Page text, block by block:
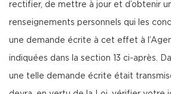
rectifier, de mettre à jour et d’obtenir
renseignements personnels qui les
une demande écrite à cet effet à
indiquées dans la section 13 ci-après.
une telle demande écrite était